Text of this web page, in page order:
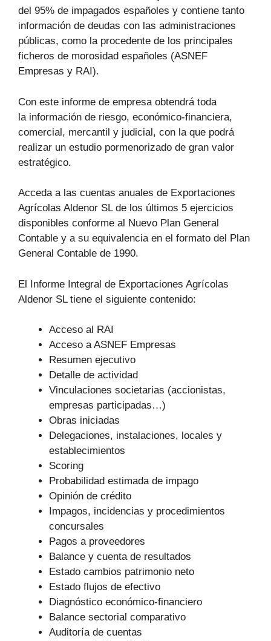
del 95% de impagados españoles y contiene tanto
información de deudas con las administraciones
públicas, como la procedente de los principales
ficheros de morosidad españoles (ASNEF
Empresas y RAI).
Con este informe de empresa obtendrá toda
la información de riesgo, económico-financiera,
comercial, mercantil y judicial, con la que podrá
realizar un estudio pormenorizado de gran valor
estratégico.
Acceda a las cuentas anuales de Exportaciones
Agrícolas Aldenor SL de los últimos 5 ejercicios
disponibles conforme al Nuevo Plan General
Contable y a su equivalencia en el formato del Plan
General Contable de 1990.
El Informe Integral de Exportaciones Agrícolas
Aldenor SL tiene el siguiente contenido:
Acceso al RAI
Acceso a ASNEF Empresas
Resumen ejecutivo
Detalle de actividad
Vinculaciones societarias (accionistas,
empresas participadas…)
Obras iniciadas
Delegaciones, instalaciones, locales y
establecimientos
Scoring
Probabilidad estimada de impago
Opinión de crédito
Impagos, incidencias y procedimientos
concursales
Pagos a proveedores
Balance y cuenta de resultados
Estado cambios patrimonio neto
Estado flujos de efectivo
Diagnóstico económico-financiero
Balance sectorial comparativo
Auditoría de cuentas